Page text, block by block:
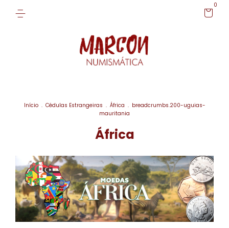
0
Início . Cédulas Estrangeiras . África . breadcrumbs.200-uguias-
mauritania
África